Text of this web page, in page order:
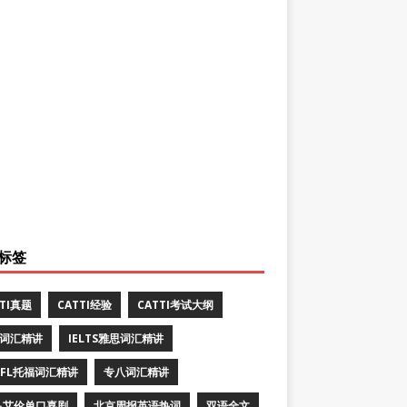
签
真题 CATTI经验 CATTI考试大纲
汇精讲 IELTS雅思词汇精讲
托福词汇精讲 专八词汇精讲